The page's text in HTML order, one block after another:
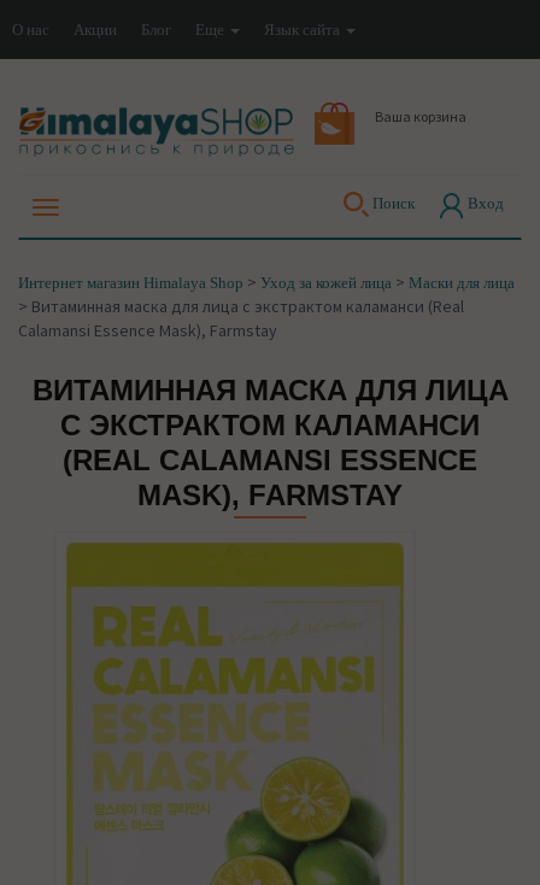
О нас Акции Блог Еще Язык сайта
Ваша корзина
Поиск Вход
Интернет магазин Himalaya Shop > Уход за кожей лица > Маски для лица
> Витаминная маска для лица с экстрактом каламанси (Real
Calamansi Essence Mask), Farmstay
ВИТАМИННАЯ МАСКА ДЛЯ ЛИЦА
С ЭКСТРАКТОМ КАЛАМАНСИ
(REAL CALAMANSI ESSENCE
MASK), FARMSTAY